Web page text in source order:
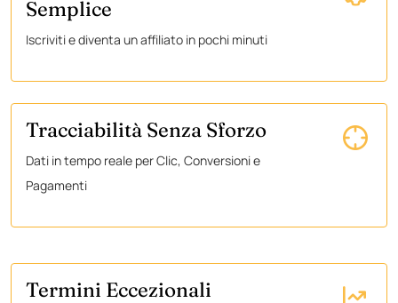
Semplice
Iscriviti e diventa un affiliato in pochi minuti
Tracciabilità Senza Sforzo
Dati in tempo reale per Clic, Conversioni e
Pagamenti
Termini Eccezionali